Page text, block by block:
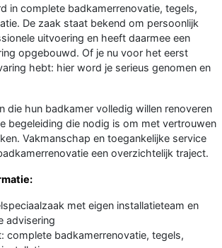
in complete badkamerrenovatie, tegels,
De zaak staat bekend om persoonlijk
uitvoering en heeft daarmee een
opgebouwd. Of je nu voor het eerst
hebt: hier word je serieus genomen en
die hun badkamer volledig willen renoveren
begeleiding die nodig is om met vertrouwen
Vakmanschap en toegankelijke service
een overzichtelijk traject.
met eigen installatieteam en
advisering
complete badkamerrenovatie, tegels,